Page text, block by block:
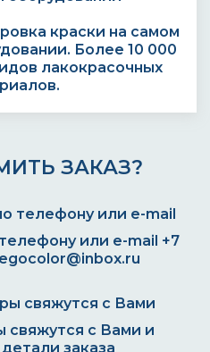
краски на самом
Более 10 000
лакокрасочных
ЗАКАЗ?
или e-mail +7
egocolor@inbox.ru
с Вами и
заказа